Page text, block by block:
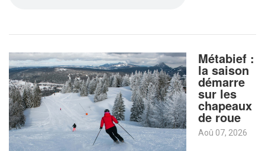
Métabief :
la saison
démarre
sur les
chapeaux
de roue
Aoû 07, 2026